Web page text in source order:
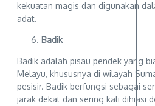
kekuatan magis dan digunakan
adat.
Badik
Badik adalah pisau pendek yang
Melayu, khususnya di wilayah
pesisir. Badik berfungsi sebagai
jarak dekat dan sering kali dihiasi